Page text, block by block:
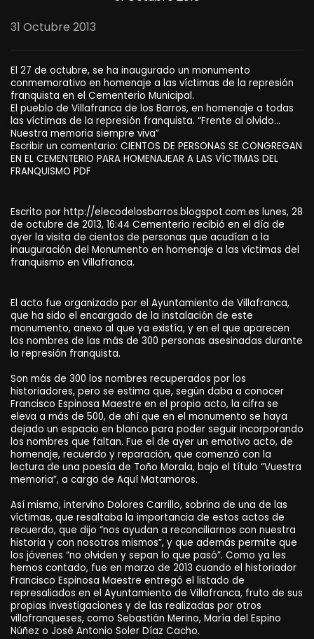
31 Octubre 2013
El 27 de octubre, se ha inaugurado un monumento
conmemorativo en homenaje a las víctimas de la represión
franquista en el Cementerio Municipal.
El pueblo de Villafranca de los Barros, en homenaje a todas
las víctimas de la represión franquista. “Frente al olvido…
Nuestra memoria siempre viva”
Escribir un comentario: CIENTOS DE PERSONAS SE CONGREGAN
EN EL CEMENTERIO PARA HOMENAJEAR A LAS VÍCTIMAS DEL
FRANQUISMO PDF
Escrito por http://elecodelosbarros.blogspot.com.es lunes, 28
de octubre de 2013, 16:44 Cementerio recibió en el día de
ayer la visita de cientos de personas que acudían a la
inauguración del Monumento en homenaje a las víctimas del
franquismo en Villafranca.
El acto fue organizado por el Ayuntamiento de Villafranca,
que ha sido el encargado de la instalación de este
monumento, anexo al que ya existía, y en el que aparecen
los nombres de las más de 300 personas asesinadas durante
la represión franquista.
Son más de 300 los nombres recuperados por los
historiadores, pero se estima que, según daba a conocer
Francisco Espinosa Maestre en el propio acto, la cifra se
eleva a más de 500, de ahí que en el monumento se haya
dejado un espacio en blanco para poder seguir incorporando
los nombres que faltan. Fue el de ayer un emotivo acto, de
homenaje, recuerdo y reparación, que comenzó con la
lectura de una poesía de Toño Morala, bajo el título “Vuestra
memoria”, a cargo de Aquí Matamoros.
Así mismo, intervino Dolores Carrillo, sobrina de una de las
víctimas, que resaltaba la importancia de estos actos de
recuerdo, que dijo “nos ayudan a reconciliarnos con nuestra
historia y con nosotros mismos”, y que además permite que
los jóvenes “no olviden y sepan lo que pasó”. Como ya les
hemos contado, fue en marzo de 2013 cuando el historiador
Francisco Espinosa Maestre entregó el listado de
represaliados en el Ayuntamiento de Villafranca, fruto de sus
propias investigaciones y de las realizadas por otros
villafranqueses, como Sebastián Merino, María del Espino
Núñez o José Antonio Soler Díaz Cacho.